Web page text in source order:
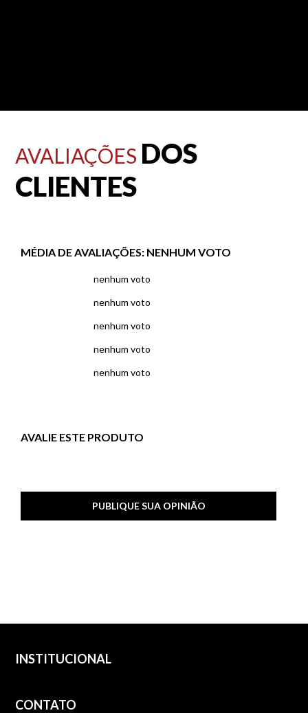
AVALIAÇÕES DOS
CLIENTES
MÉDIA DE AVALIAÇÕES: NENHUM VOTO
nenhum voto
nenhum voto
nenhum voto
nenhum voto
nenhum voto
AVALIE ESTE PRODUTO
PUBLIQUE SUA OPINIÃO
INSTITUCIONAL
CONTATO